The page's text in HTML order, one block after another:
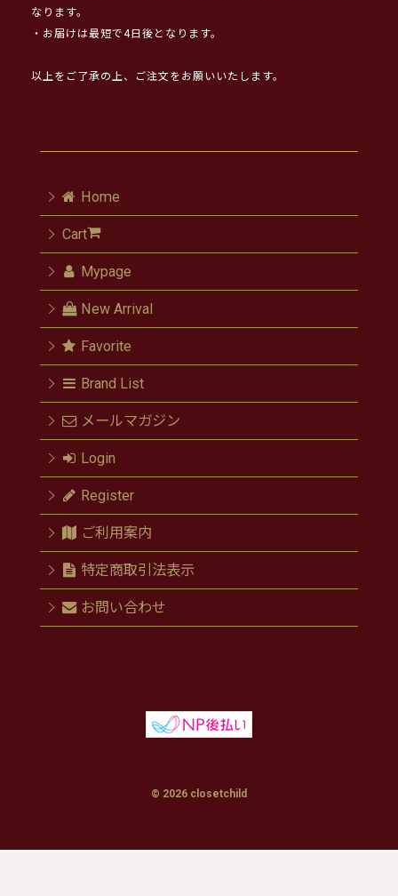
なります。
・お届けは最短で4日後となります。
以上をご了承の上、ご注文をお願いいたします。
Home
Cart
Mypage
New Arrival
Favorite
Brand List
メールマガジン
Login
Register
ご利用案内
特定商取引法表示
お問い合わせ
© 2026 closetchild